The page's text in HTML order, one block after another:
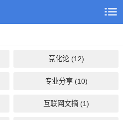
竞化论 (12)
专业分享 (10)
互联网文摘 (1)